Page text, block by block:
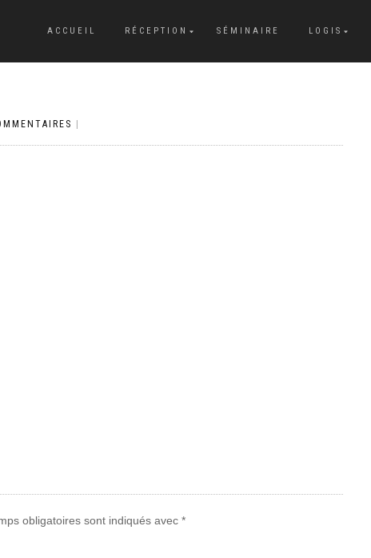
ACCUEIL RÉCEPTION SÉMINAIRE LOGIS
obligatoires sont indiqués avec *